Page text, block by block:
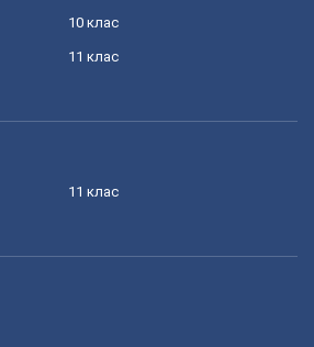
10 клас
11 клас
11 клас